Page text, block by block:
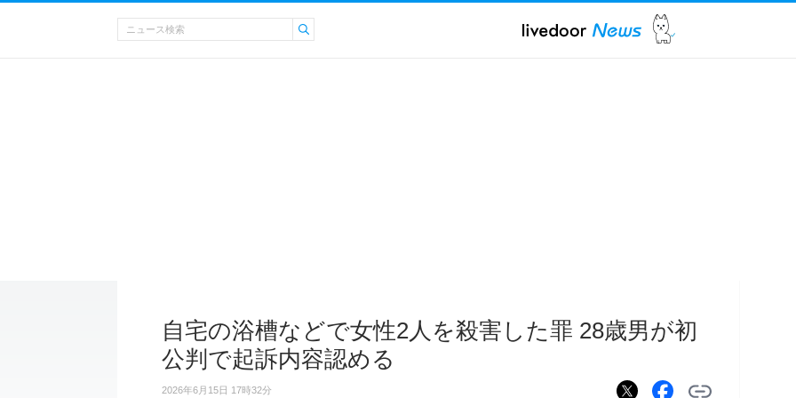
自宅の浴槽などで女性2人を殺害した罪 28歳男が初
公判で起訴内容認める
2026年6月15日 17時32分